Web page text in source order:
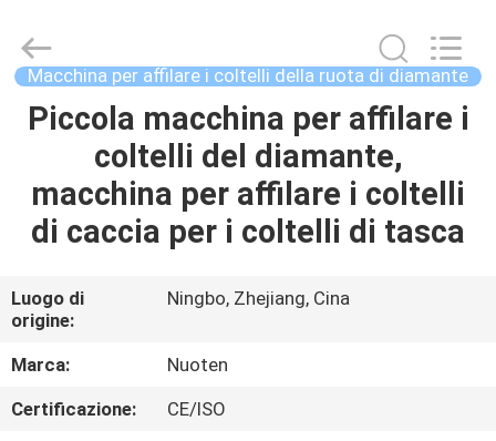
CASA.
PRODOTTI
SU
DI
NOI
Norton
Electric
Appliance
Co.,
Macchina per affilare i coltelli della ruota di diamante
Piccola macchina per affilare i
coltelli del diamante,
macchina per affilare i coltelli
di caccia per i coltelli di tasca
Luogo di
origine:
Ningbo, Zhejiang, Cina
Marca:
Nuoten
Certificazione:
CE/ISO